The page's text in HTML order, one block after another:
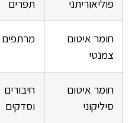
פוליאוריתני
תפרים
חומר איטום
צמנטי
מרתפים
חומר איטום
סיליקוני
חיבורים
וסדקים